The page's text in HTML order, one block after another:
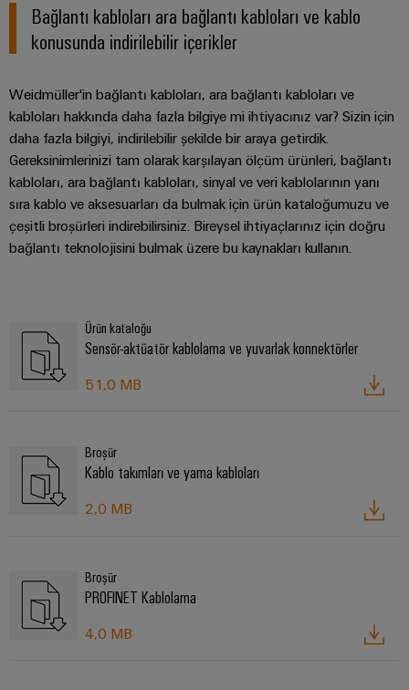
Bağlantı kabloları ara bağlantı kabloları ve kablo
konusunda indirilebilir içerikler
Weidmüller'in bağlantı kabloları, ara bağlantı kabloları ve
kabloları hakkında daha fazla bilgiye mi ihtiyacınız var? Sizin için
daha fazla bilgiyi, indirilebilir şekilde bir araya getirdik.
Gereksinimlerinizi tam olarak karşılayan ölçüm ürünleri, bağlantı
kabloları, ara bağlantı kabloları, sinyal ve veri kablolarının yanı
sıra kablo ve aksesuarları da bulmak için ürün kataloğumuzu ve
çeşitli broşürleri indirebilirsiniz. Bireysel ihtiyaçlarınız için doğru
bağlantı teknolojisini bulmak üzere bu kaynakları kullanın.
Ürün kataloğu
Sensör-aktüatör kablolama ve yuvarlak konnektörler
51,0 MB
Broşür
Kablo takımları ve yama kabloları
2,0 MB
Broşür
PROFINET Kablolama
4,0 MB